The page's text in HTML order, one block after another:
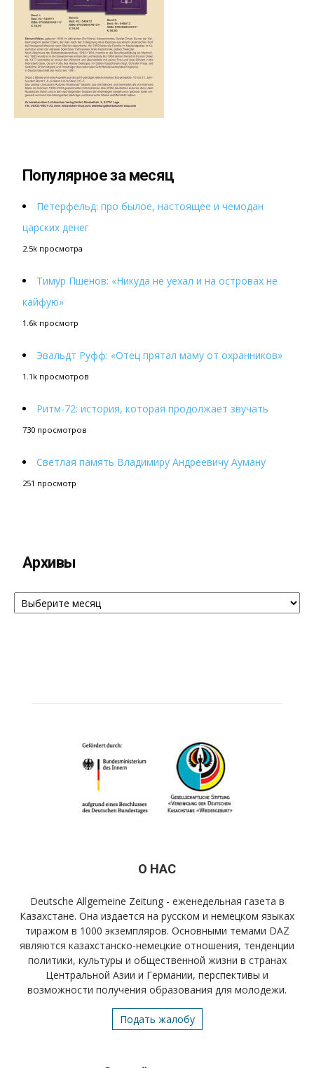
Популярное за месяц
Петерфельд: про былое, настоящее и чемодан
царских денег
2.5k просмотра
Тимур Пшенов: «Никуда не уехал и на островах не
кайфую»
1.6k просмотр
Эвальдт Руфф: «Отец прятал маму от охранников»
1.1k просмотров
Ритм-72: история, которая продолжает звучать
730 просмотров
Светлая память Владимиру Андреевичу Ауману
251 просмотр
Архивы
Архивы
О НАС
Deutsche Allgemeine Zeitung - еженедельная газета в
Казахстане. Она издается на русском и немецком языках
тиражом в 1000 экземпляров. Основными темами DAZ
являются казахстанско-немецкие отношения, тенденции
политики, культуры и общественной жизни в странах
Центральной Азии и Германии, перспективы и
возможности получения образования для молодежи.
Подать жалобу